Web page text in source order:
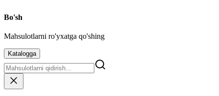
Bo'sh
Mahsulotlarni ro'yxatga qo'shing
Katalogga